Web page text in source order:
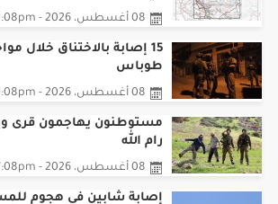
08 أغسطس، 2026 - 10:08pm
15 إصابة بالاختناق خلال
طوباس
08 أغسطس، 2026 - 10:08pm
مستوطنون يهاجمون قرى
رام الله
08 أغسطس، 2026 - 07:08pm
إصابة شابين في هجوم